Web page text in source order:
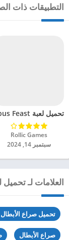
التطبيقات ذات
تحميل لعبة Octopus Feast مهكرة للاندرويد 2024
Rollic Games‏
سبتمبر 14, 2024
العلامات لـ تحميل
تحميل صراع
صراع الأبطال